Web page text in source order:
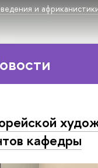
и
кафедры